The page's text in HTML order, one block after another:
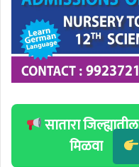
सातारा
मिळवा